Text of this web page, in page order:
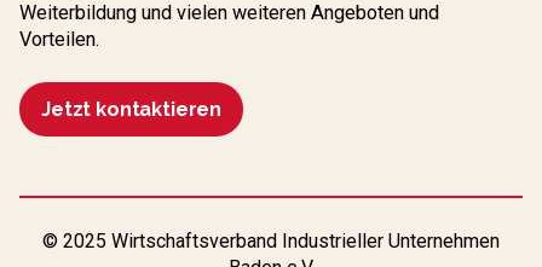
Weiterbildung und vielen weiteren Angeboten und
Vorteilen.
Jetzt kontaktieren
© 2025 Wirtschaftsverband Industrieller Unternehmen